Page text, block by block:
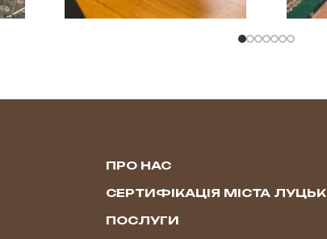
ПРО НАС
СЕРТИФІКАЦІЯ МІСТА ЛУЦЬК
ПОСЛУГИ